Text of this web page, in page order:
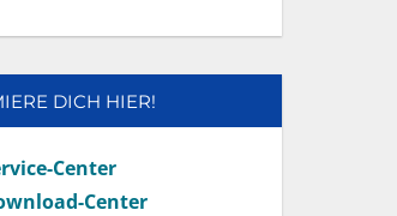
DICH HIER!
Center
Center